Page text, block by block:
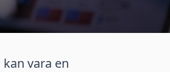
vara en